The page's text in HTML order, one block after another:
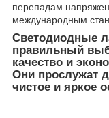
перепадам
международным
Светодиодные
правильный
качество и
Они прослужат
чистое и яркое